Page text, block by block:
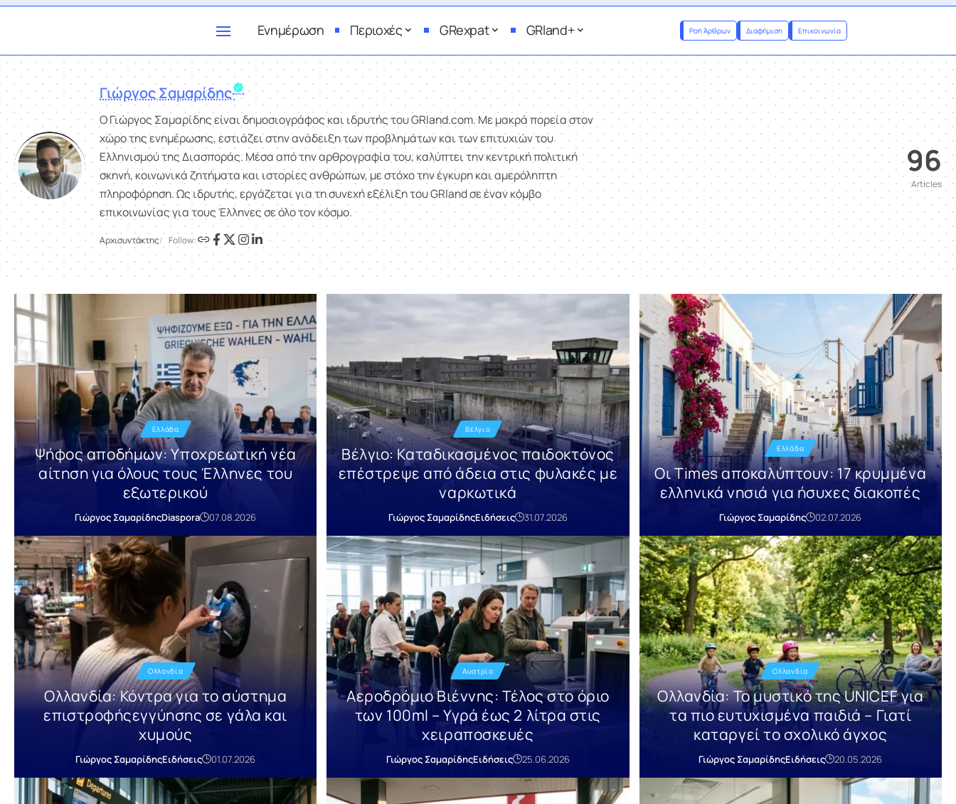
Ενημέρωση Περιοχές GRexpat GRland+ Ροή Άρθρων Διαφήμιση Επικοινωνία
Γιώργος Σαμαρίδης
Ο Γιώργος Σαμαρίδης είναι δημοσιογράφος και ιδρυτής του GRland.com. Με μακρά πορεία στον
χώρο της ενημέρωσης, εστιάζει στην ανάδειξη των προβλημάτων και των επιτυχιών του
Ελληνισμού της Διασποράς. Μέσα από την αρθρογραφία του, καλύπτει την κεντρική πολιτική
σκηνή, κοινωνικά ζητήματα και ιστορίες ανθρώπων, με στόχο την έγκυρη και αμερόληπτη
πληροφόρηση. Ως ιδρυτής, εργάζεται για τη συνεχή εξέλιξη του GRland σε έναν κόμβο
επικοινωνίας για τους Έλληνες σε όλο τον κόσμο.
Αρχισυντάκτης Follow:
96
Articles
Ελλάδα
Ψήφος αποδήμων: Υποχρεωτική νέα
αίτηση για όλους τους Έλληνες του
εξωτερικού
Γιώργος ΣαμαρίδηςDiaspora 07.08.2026
Βέλγιο
Βέλγιο: Καταδικασμένος παιδοκτόνος
επέστρεψε από άδεια στις φυλακές με
ναρκωτικά
Γιώργος ΣαμαρίδηςΕιδήσεις 31.07.2026
Ελλάδα
Οι Times αποκαλύπτουν: 17 κρυμμένα
ελληνικά νησιά για ήσυχες διακοπές
Γιώργος Σαμαρίδης 02.07.2026
Ολλανδία
Ολλανδία: Κόντρα για το σύστημα
επιστροφήςεγγύησης σε γάλα και
χυμούς
Γιώργος ΣαμαρίδηςΕιδήσεις 01.07.2026
Αυστρία
Αεροδρόμιο Βιέννης: Τέλος στο όριο
των 100ml – Υγρά έως 2 λίτρα στις
χειραποσκευές
Γιώργος ΣαμαρίδηςΕιδήσεις 25.06.2026
Ολλανδία
Ολλανδία: Το μυστικό της UNICEF για
τα πιο ευτυχισμένα παιδιά – Γιατί
καταργεί το σχολικό άγχος
Γιώργος ΣαμαρίδηςΕιδήσεις 20.05.2026